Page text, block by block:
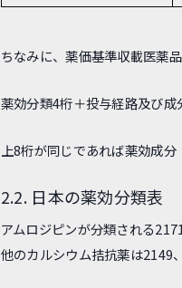
ちなみに、薬価基準収載医薬
薬効分類4桁＋投与経路及び
上8桁が同じであれば薬効成
2.2. 日本の薬効分類表
アムロジピンが分類される
他のカルシウム拮抗薬は2149